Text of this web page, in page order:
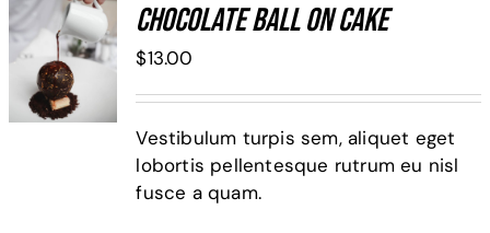
ADD TO
CART
/
DETALLES
Chocolate Ball On Cake
$13.00
Vestibulum turpis sem, aliquet eget
lobortis pellentesque rutrum eu nisl
fusce a quam.